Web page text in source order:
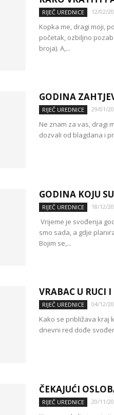
RIJEČ UREDNICE 12/02/
Kopka me, dragi moji,
početak, ozbiljno
broja). A,...
GODINA
RIJEČ UREDNICE 29/01/
Ne znam za vas, dragi
dozvali od blagdana i
GODINA KOJU
RIJEČ UREDNICE 18/12/
Vrijeme je svođenja
smo sada, a gdje
Bojim se,...
VRABAC U RUCI
RIJEČ UREDNICE 04/12/
Kako se približava kraj
dnevni red dođe
ČEKAJUĆI
RIJEČ UREDNICE 20/11/